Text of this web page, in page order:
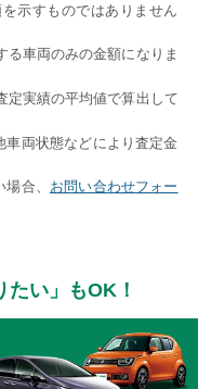
示すものではありません
る車両のみの金額になりま
定実績の平均値で算出して
両状態などにより査定金
合、 お問い合わせフォー
たい」もOK！